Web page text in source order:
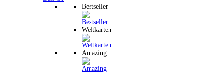
Bestseller
Weltkarten
Amazing